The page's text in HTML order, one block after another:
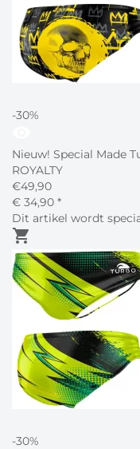
-30%
Nieuw! Special Made
ROYALTY
€49,90
€ 34,90 *
Dit artikel wordt
shopping_cart
-30%